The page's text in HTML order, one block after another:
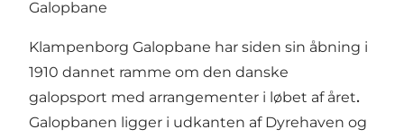
Galopbane
Klampenborg Galopbane har siden sin åbning i
1910 dannet ramme om den danske
galopsport med arrangementer i løbet af året.
Galopbanen ligger i udkanten af Dyrehaven og